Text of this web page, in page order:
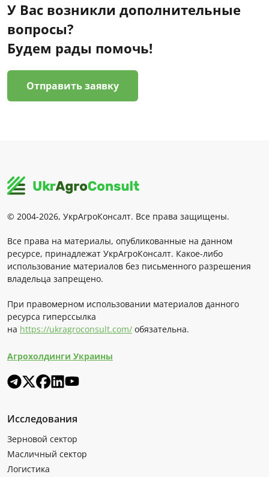
У Вас возникли дополнительные
вопросы?
Будем рады помочь!
Отправить заявку
© 2004-2026, УкрАгроКонсалт. Все права защищены.
Все права на материалы, опубликованные на данном
ресурсе, принадлежат УкрАгроКонсалт. Какое-либо
использование материалов без письменного разрешения
владельца запрещено.
При правомерном использовании материалов данного
ресурса гиперссылка
на https://ukragroconsult.com/ обязательна.
Агрохолдинги Украины
Исследования
Зерновой сектор
Масличный сектор
Логистика